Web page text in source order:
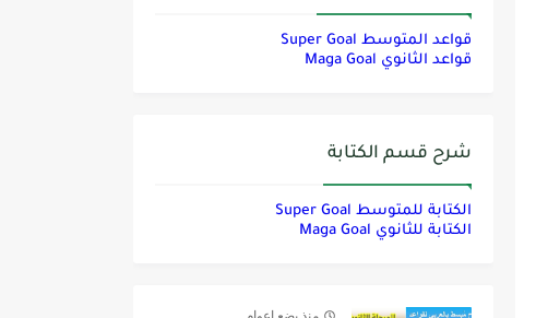
قواعد المتوسط Super Goal
قواعد الثانوي Maga Goal
شرح قسم الكتابة
الكتابة للمتوسط Super Goal
الكتابة للثانوي Maga Goal